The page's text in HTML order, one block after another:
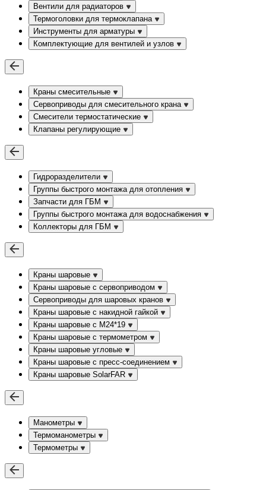
Вентили для радиаторов
Термоголовки для термоклапана
Инструменты для арматуры
Комплектующие для вентилей и узлов
Краны смесительные
Сервоприводы для смесительного крана
Смесители термостатические
Клапаны регулирующие
Гидроразделители
Группы быстрого монтажа для отопления
Запчасти для ГБМ
Группы быстрого монтажа для водоснабжения
Коллекторы для ГБМ
Краны шаровые
Краны шаровые с сервоприводом
Сервоприводы для шаровых кранов
Краны шаровые с накидной гайкой
Краны шаровые с М24*19
Краны шаровые с термометром
Краны шаровые угловые
Краны шаровые c пресс-соединением
Краны шаровые SolarFAR
Манометры
Термоманометры
Термометры